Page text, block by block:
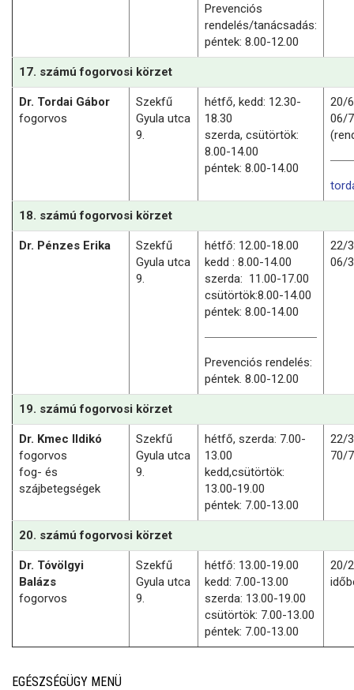
Prevenciós
rendelés/tanácsadás:
péntek: 8.00-12.00
17. számú fogorvosi körzet
Dr. Tordai Gábor
fogorvos
Szekfű
Gyula utca
9.
hétfő, kedd: 12.30-
18.30
szerda, csütörtök:
8.00-14.00
péntek: 8.00-14.00
20/
06/
18. számú fogorvosi körzet
Dr. Pénzes Erika
Szekfű
Gyula utca
9.
hétfő: 12.00-18.00
kedd : 8.00-14.00
szerda: 11.00-17.00
csütörtök:8.00-14.00
péntek: 8.00-14.00
Prevenciós rendelés:
péntek. 8.00-12.00
22/
06/
19. számú fogorvosi körzet
Dr. Kmec Ildikó
fogorvos
fog- és
szájbetegségek
Szekfű
Gyula utca
9.
hétfő, szerda: 7.00-
13.00
kedd,csütörtök:
13.00-19.00
péntek: 7.00-13.00
22/
70/
20. számú fogorvosi körzet
Dr. Tóvölgyi
Balázs
fogorvos
Szekfű
Gyula utca
9.
hétfő: 13.00-19.00
kedd: 7.00-13.00
szerda: 13.00-19.00
csütörtök: 7.00-13.00
péntek: 7.00-13.00
20/
EGÉSZSÉGÜGY MENÜ